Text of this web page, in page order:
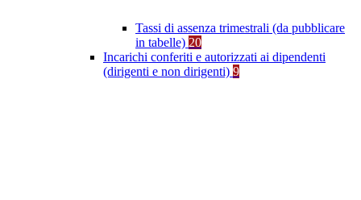
Tassi di assenza trimestrali (da pubblicare
in tabelle) 20
Incarichi conferiti e autorizzati ai dipendenti
(dirigenti e non dirigenti) 9